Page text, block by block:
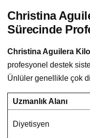
Christina
Sürecinde
Christina Aguilera
profesyonel destek
Ünlüler genellikle çok
Uzmanlık Alanı
Diyetisyen